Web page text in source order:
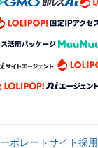
ポレートサイト採